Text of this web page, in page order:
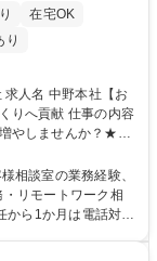
在宅OK
り
仕事の内容
やしませんか？★≫
で、窓口となるお客
に迅速かつ誠意をも
映しています。 【具
相談室の業務経験、
リモートワーク相